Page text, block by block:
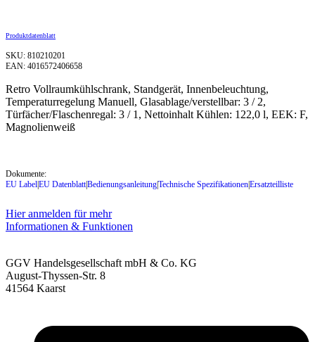
Produktdatenblatt
SKU: 810210201
EAN: 4016572406658
Retro Vollraumkühlschrank, Standgerät, Innenbeleuchtung,
Temperaturregelung Manuell, Glasablage/verstellbar: 3 / 2,
Türfächer/Flaschenregal: 3 / 1, Nettoinhalt Kühlen: 122,0 l, EEK: F,
Magnolienweiß
Dokumente:
EU Label|EU Datenblatt|Bedienungsanleitung|Technische Spezifikationen|Ersatzteilliste
Hier anmelden für mehr
Informationen & Funktionen
GGV Handelsgesellschaft mbH & Co. KG
August-Thyssen-Str. 8
41564 Kaarst